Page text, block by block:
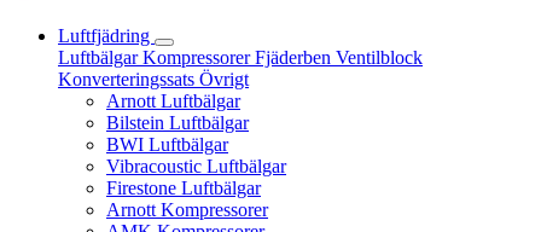
Luftfjädring
LuftbälgarKompressorerFjäderben Ventilblock
Konverteringssats Övrigt
Arnott Luftbälgar
Bilstein Luftbälgar
BWI Luftbälgar
Vibracoustic Luftbälgar
Firestone Luftbälgar
Arnott Kompressorer